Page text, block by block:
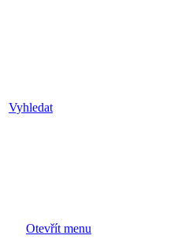
Vyhledat
Otevřít menu